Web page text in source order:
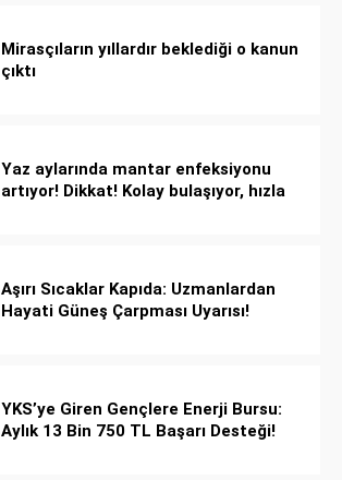
Mirasçıların yıllardır beklediği o kanun
çıktı
Yaz aylarında mantar enfeksiyonu
artıyor! Dikkat! Kolay bulaşıyor, hızla
Aşırı Sıcaklar Kapıda: Uzmanlardan
Hayati Güneş Çarpması Uyarısı!
YKS’ye Giren Gençlere Enerji Bursu:
Aylık 13 Bin 750 TL Başarı Desteği!